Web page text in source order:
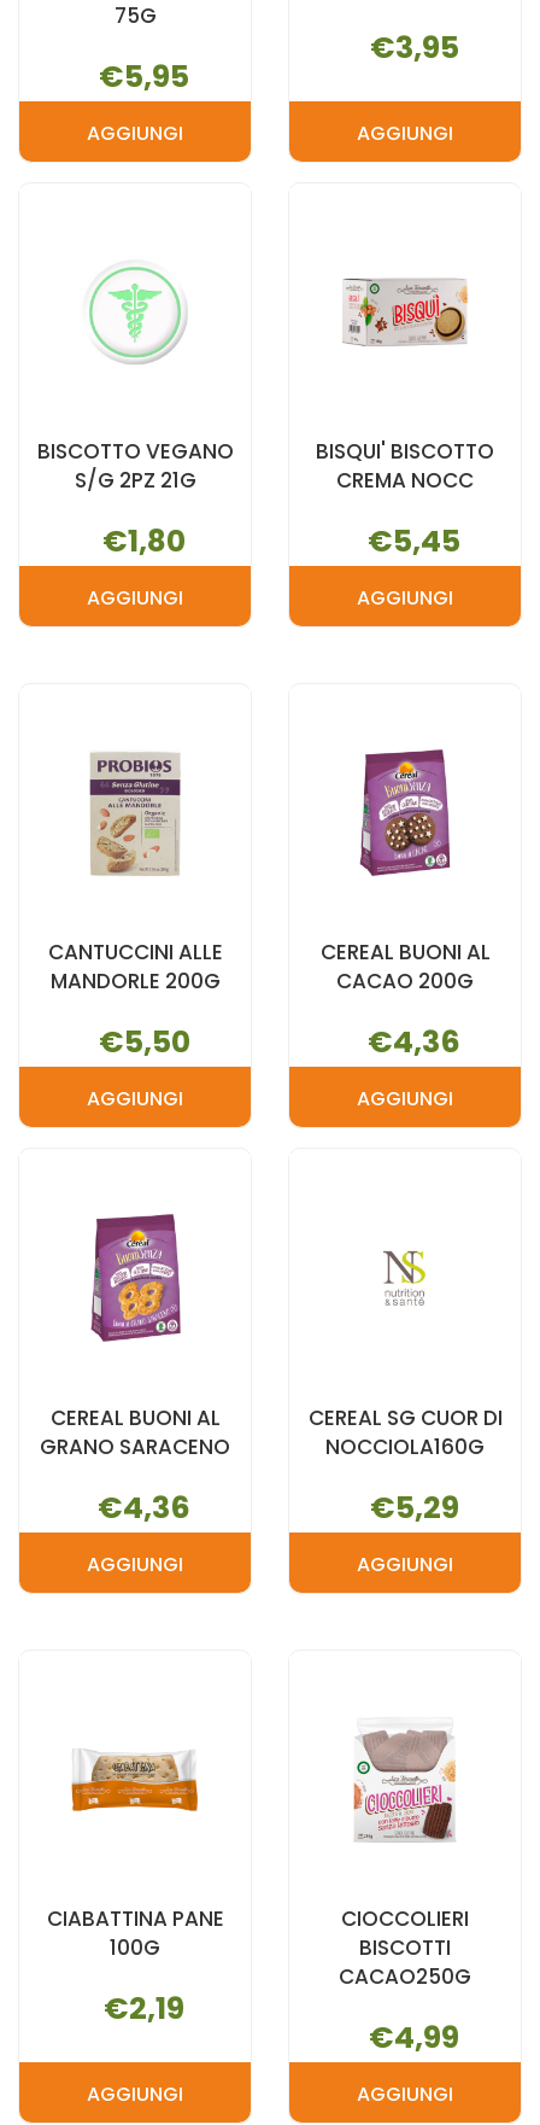
75G
€5,95
AGGIUNGIAGGIUNGI BISCOTTO
75G AL
CARRELLO
€3,95
AGGIUNGIAGGIUNGI
CARRELLO
BISCOTTO VEGANO
S/G 2PZ 21G
€1,80
AGGIUNGIAGGIUNGI BISCOTTO
CARRELLO
BISQUI' BISCOTTO
CREMA NOCC
€5,45
AGGIUNGIAGGIUNGI
CARRELLO
CANTUCCINI ALLE
MANDORLE 200G
€5,50
AGGIUNGIAGGIUNGI CANTUCCINI
200G AL
CARRELLO
CEREAL BUONI AL
CACAO 200G
€4,36
AGGIUNGIAGGIUNGI
200G AL
CARRELLO
CEREAL BUONI AL
GRANO SARACENO
€4,36
AGGIUNGIAGGIUNGI CEREAL
CEREAL SG CUOR DI
NOCCIOLA160G
€5,29
AGGIUNGIAGGIUNGI
CARRELLO
CIABATTINA PANE
100G
€2,19
AGGIUNGIAGGIUNGI CIABATTINA
CIOCCOLIERI
BISCOTTI
CACAO250G
€4,99
AGGIUNGIAGGIUNGI